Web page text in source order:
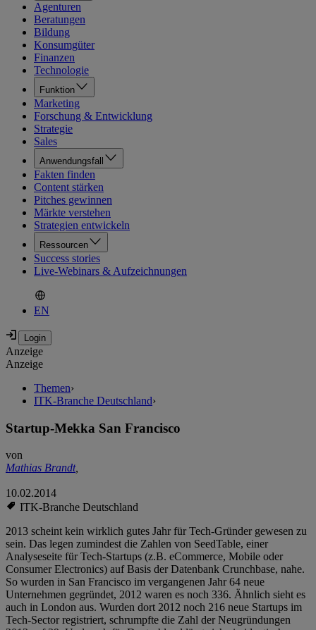
Agenturen
Beratungen
Bildung
Konsumgüter
Finanzen
Technologie
Funktion
Marketing
Forschung & Entwicklung
Strategie
Sales
Anwendungsfall
Fakten finden
Content stärken
Pitches gewinnen
Märkte verstehen
Strategien entwickeln
Ressourcen
Success stories
Live-Webinars & Aufzeichnungen
EN
Anzeige
Anzeige
Themen›
ITK-Branche Deutschland›
Startup-Mekka San Francisco
von
Mathias Brandt,
10.02.2014
ITK-Branche Deutschland
2013 scheint kein wirklich gutes Jahr für Tech-Gründer gewesen zu
sein. Das legen zumindest die Zahlen von SeedTable, einer
Analyseseite für Tech-Startups (z.B. eCommerce, Mobile oder
Consumer Electronics) auf Basis der Datenbank Crunchbase, nahe.
So wurden in San Francisco im vergangenen Jahr 64 neue
Unternehmen gegründet, 2012 waren es noch 336. Ähnlich sieht es
auch in London aus. Wurden dort 2012 noch 216 neue Startups im
Tech-Sector registriert, schrumpfte die Zahl der Neugründungen